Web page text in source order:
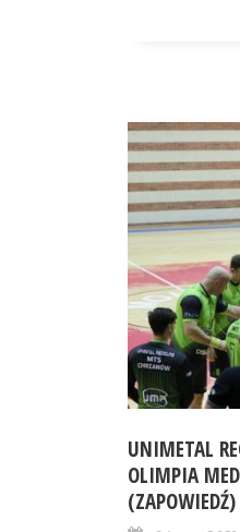
UNIMETAL
OLIMPIA
(ZAPOWIEDŹ)